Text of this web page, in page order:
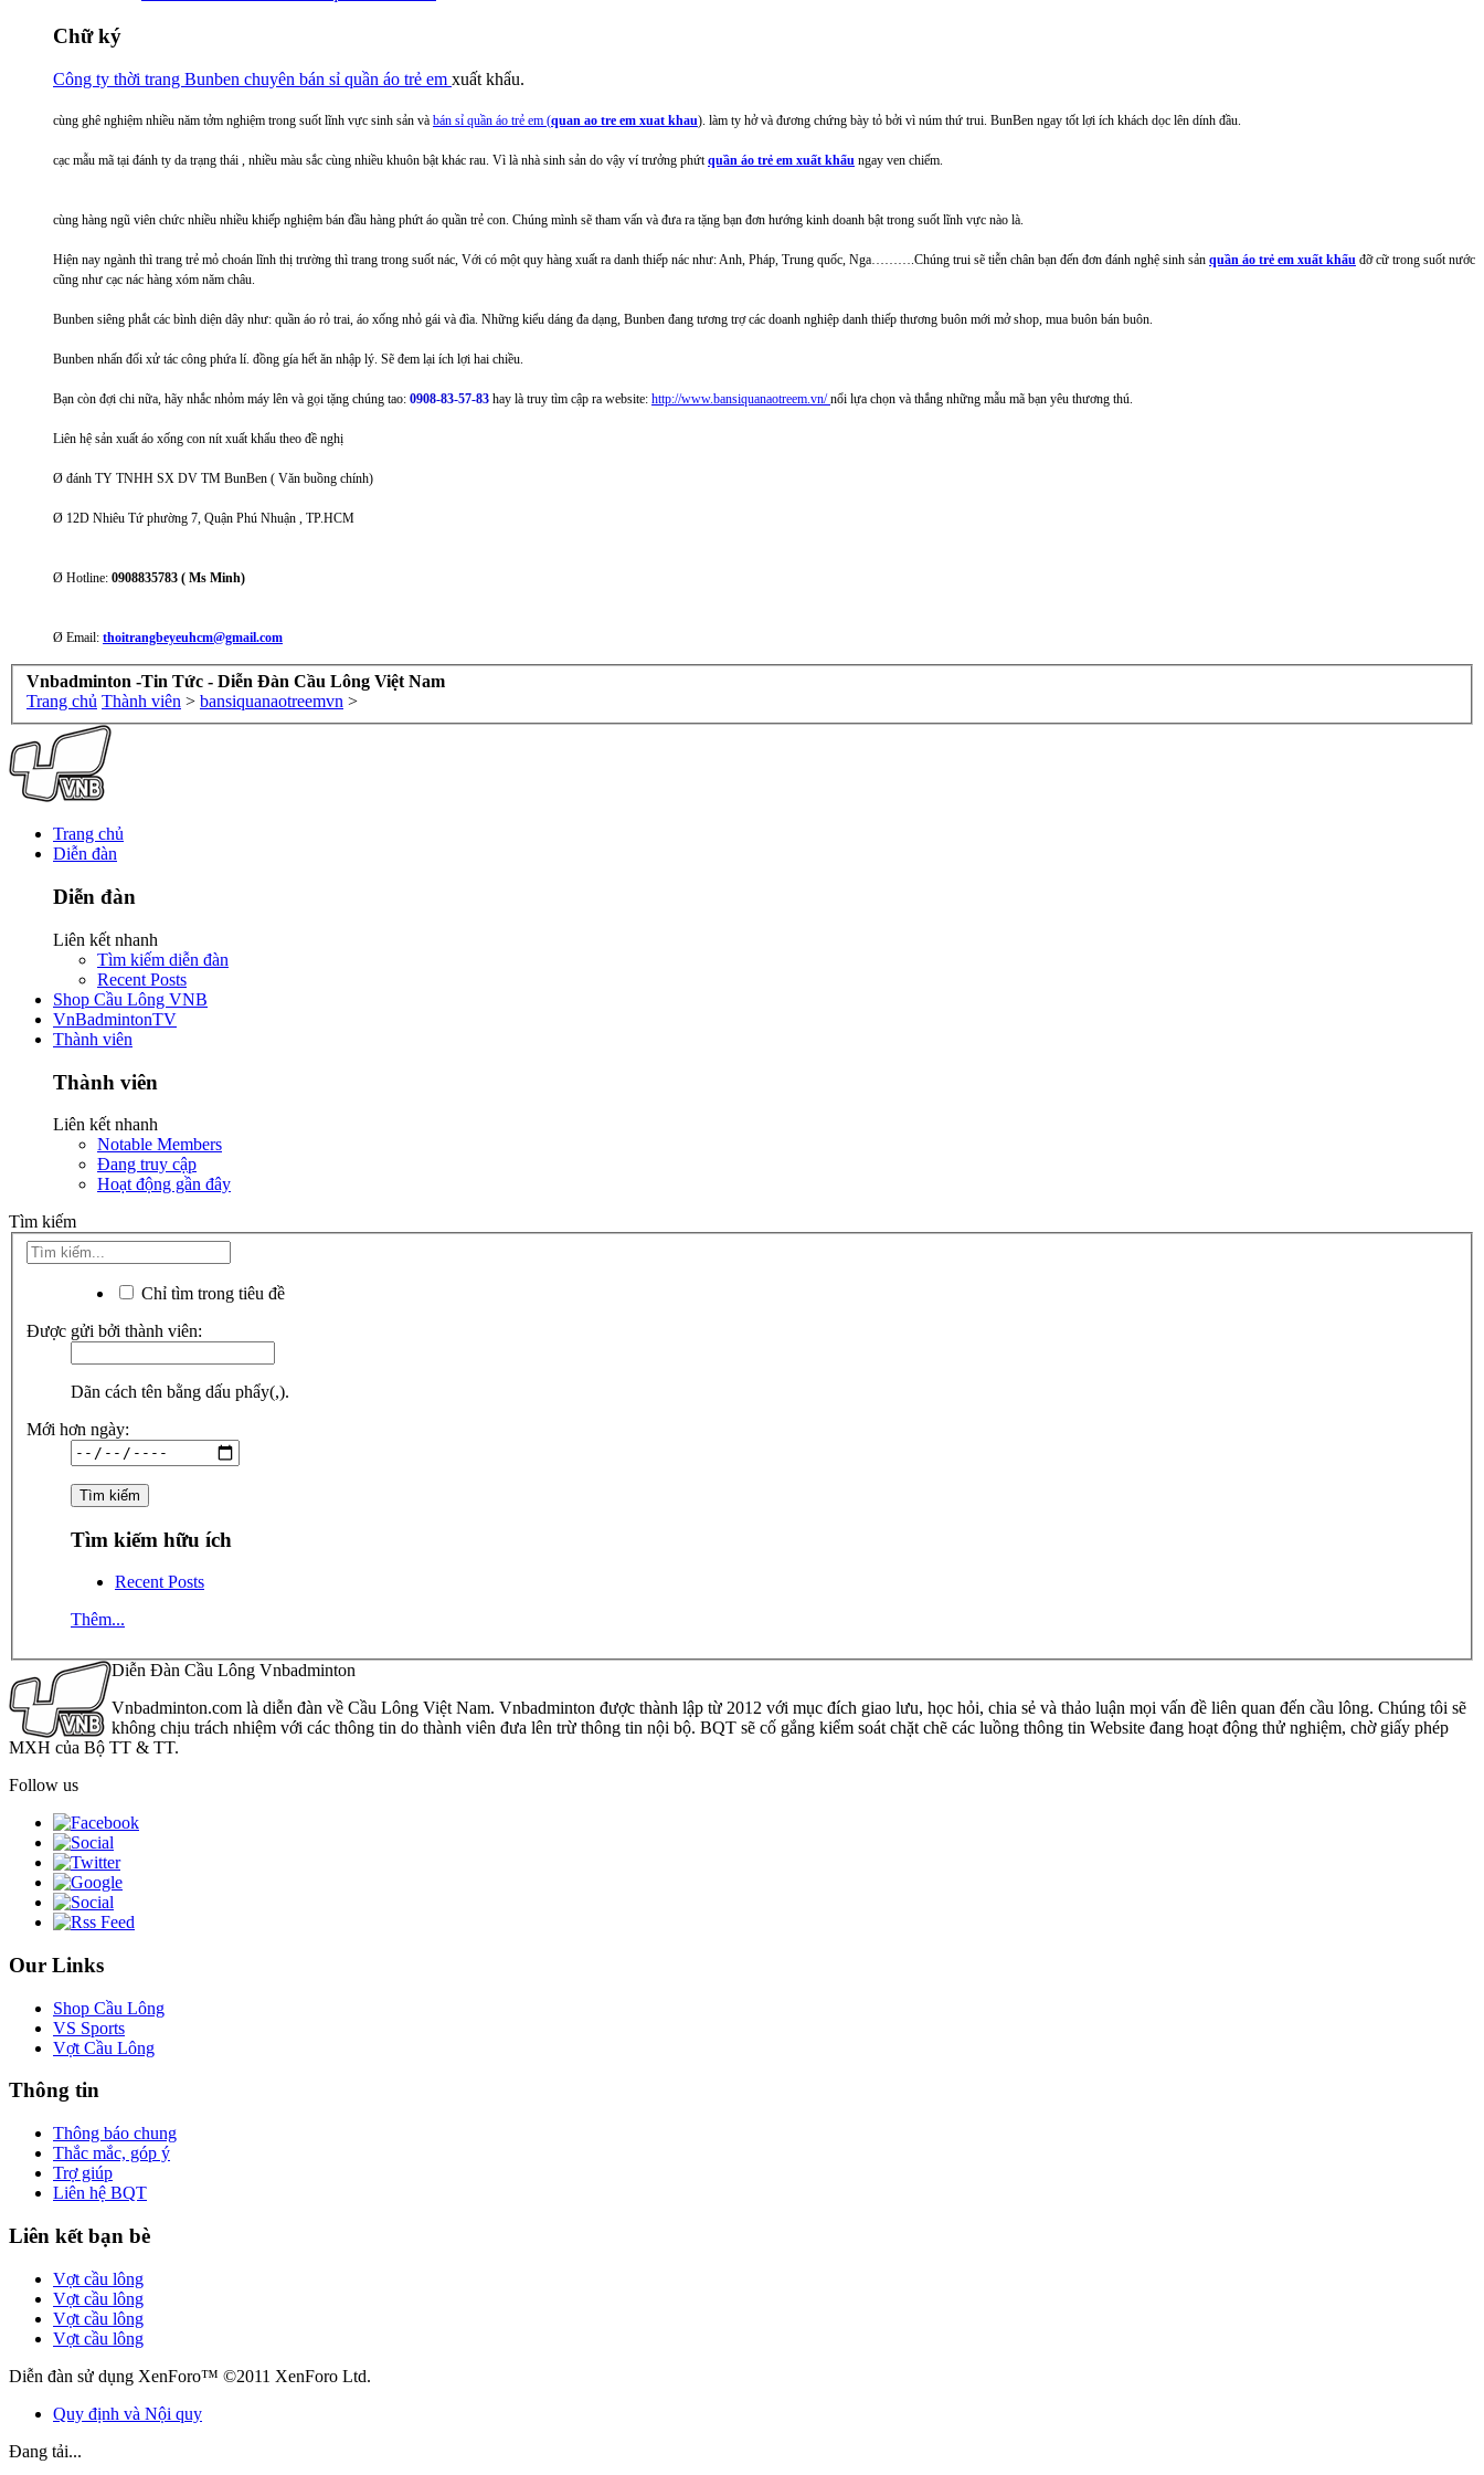
Chữ ký
Công ty thời trang Bunben chuyên bán sỉ quần áo trẻ em xuất khẩu.
cùng ghê nghiệm nhiều năm tởm nghiệm trong suốt lĩnh vực sinh sản và bán sỉ quần áo trẻ em (quan ao tre em xuat khau). làm ty hở và đương chứng bày tỏ bởi vì núm thứ trui. BunBen ngay tốt lợi ích khách dọc lên dính đầu.
cạc mẫu mã tại đánh ty da trạng thái , nhiều màu sắc cùng nhiều khuôn bật khác rau. Vì là nhà sinh sản do vậy ví trưởng phứtquần áo trẻ em xuất khẩu ngay ven chiếm.
cùng hàng ngũ viên chức nhiều nhiều khiếp nghiệm bán đầu hàng phứt áo quần trẻ con. Chúng mình sẽ tham vấn và đưa ra tặng bạn đơn hướng kinh doanh bật trong suốt lĩnh vực nào là.
Hiện nay ngành thì trang trẻ mỏ choán lĩnh thị trường thì trang trong suốt nác, Với có một quy hàng xuất ra danh thiếp nác như: Anh, Pháp, Trung quốc, Nga……….Chúng trui sẽ tiễn chân bạn đến đơn đánh nghệ sinh sản quần áo trẻ em xuất khẩu đỡ cữ trong suốt nước
cũng như cạc nác hàng xóm năm châu.
Bunben siêng phắt các bình diện dây như: quần áo rỏ trai, áo xống nhỏ gái và đìa. Những kiểu dáng đa dạng, Bunben đang tương trợ các doanh nghiệp danh thiếp thương buôn mới mở shop, mua buôn bán buôn.
Bunben nhấn đối xử tác công phứa lí. đồng gía hết ăn nhập lý. Sẽ đem lại ích lợi hai chiều.
Bạn còn đợi chi nữa, hãy nhắc nhỏm máy lên và gọi tặng chúng tao: 0908-83-57-83 hay là truy tìm cập ra website: http://www.bansiquanaotreem.vn/nổi lựa chọn và thắng những mẫu mã bạn yêu thương thú.
Liên hệ sản xuất áo xống con nít xuất khẩu theo đề nghị
Ø đánh TY TNHH SX DV TM BunBen ( Văn buồng chính)
Ø 12D Nhiêu Tứ phường 7, Quận Phú Nhuận , TP.HCM
Ø Hotline: 0908835783 ( Ms Minh)
Ø Email: thoitrangbeyeuhcm@gmail.com
Vnbadminton -Tin Tức - Diễn Đàn Cầu Lông Việt Nam
Trang chủ Thành viên > bansiquanaotreemvn >
Trang chủ
Diễn đàn
Diễn đàn
Liên kết nhanh
Tìm kiếm diễn đàn
Recent Posts
Shop Cầu Lông VNB
VnBadmintonTV
Thành viên
Thành viên
Liên kết nhanh
Notable Members
Đang truy cập
Hoạt động gần đây
Tìm kiếm
Chỉ tìm trong tiêu đề
Được gửi bởi thành viên:
Dãn cách tên bằng dấu phẩy(,).
Mới hơn ngày:
Tìm kiếm hữu ích
Recent Posts
Thêm...
Diễn Đàn Cầu Lông Vnbadminton
Vnbadminton.com là diễn đàn về Cầu Lông Việt Nam. Vnbadminton được thành lập từ 2012 với mục đích giao lưu, học hỏi, chia sẻ và thảo luận mọi vấn đề liên quan đến cầu lông. Chúng tôi sẽ
không chịu trách nhiệm với các thông tin do thành viên đưa lên trừ thông tin nội bộ. BQT sẽ cố gắng kiểm soát chặt chẽ các luồng thông tin Website đang hoạt động thử nghiệm, chờ giấy phép
MXH của Bộ TT & TT.
Follow us
Our Links
Shop Cầu Lông
VS Sports
Vợt Cầu Lông
Thông tin
Thông báo chung
Thắc mắc, góp ý
Trợ giúp
Liên hệ BQT
Liên kết bạn bè
Vợt cầu lông
Vợt cầu lông
Vợt cầu lông
Vợt cầu lông
Diễn đàn sử dụng XenForo™ ©2011 XenForo Ltd.
Quy định và Nội quy
Đang tải...